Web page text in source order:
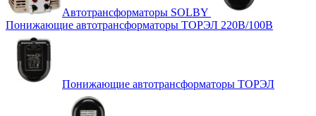
Автотрансформаторы SOLBY
Понижающие автотрансформаторы ТОРЭЛ 220В/100В
Понижающие автотрансформаторы ТОРЭЛ